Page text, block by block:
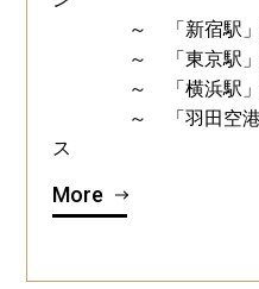
～ 「新宿駅」約
～ 「東京駅」約
～ 「横浜駅」約
～ 「羽田空港」
ス
More